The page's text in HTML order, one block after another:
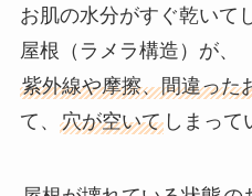
お肌の水分がすぐ乾いて
屋根（ラメラ構造）が、
紫外線や摩擦、間違った
て、 穴が空いてしまって